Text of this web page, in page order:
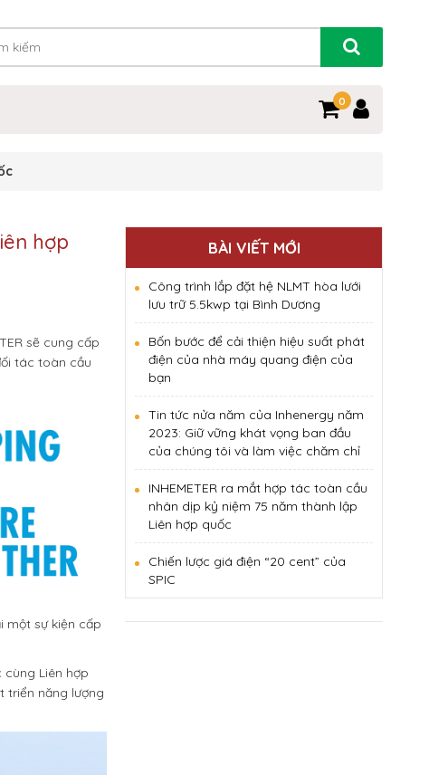
0
hợp
sẽ cung cấp
tác toàn cầu
một sự kiện cấp
Liên hợp
triển năng lượng
BÀI VIẾT MỚI
Công trình lắp đặt hệ NLMT hòa lưới
lưu trữ 5.5kwp tại Bình Dương
Bốn bước để cải thiện hiệu suất phát
điện của nhà máy quang điện của
bạn
Tin tức nửa năm của Inhenergy năm
2023: Giữ vững khát vọng ban đầu
của chúng tôi và làm việc chăm chỉ
INHEMETER ra mắt hợp tác toàn cầu
nhân dịp kỷ niệm 75 năm thành lập
Liên hợp quốc
Chiến lược giá điện “20 cent” của
SPIC